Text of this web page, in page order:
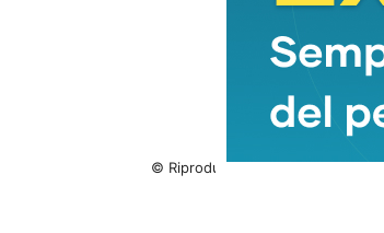
© Riproduzione riservata